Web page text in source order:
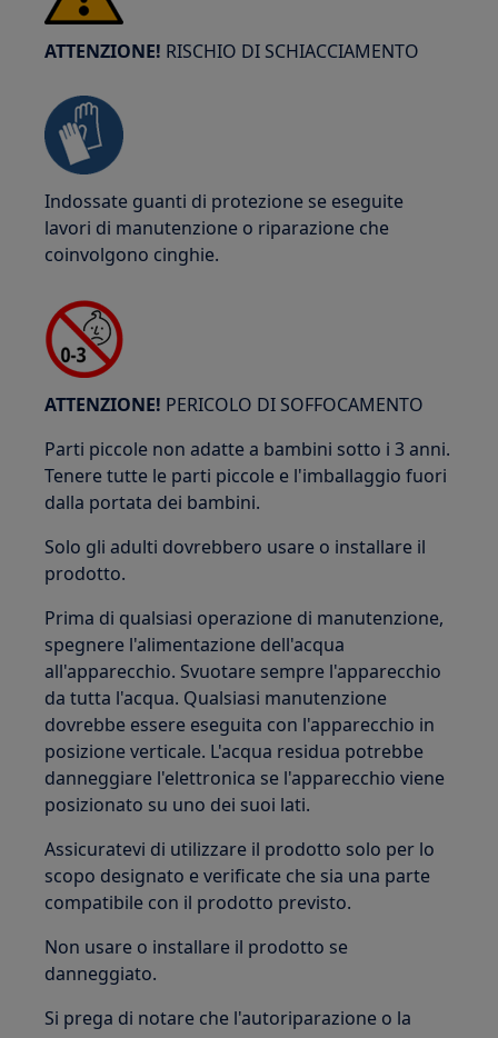
ATTENZIONE! RISCHIO DI SCHIACCIAMENTO
Indossate guanti di protezione se eseguite
lavori di manutenzione o riparazione che
coinvolgono cinghie.
ATTENZIONE! PERICOLO DI SOFFOCAMENTO
Parti piccole non adatte a bambini sotto i 3 anni.
Tenere tutte le parti piccole e l'imballaggio fuori
dalla portata dei bambini.
Solo gli adulti dovrebbero usare o installare il
prodotto.
Prima di qualsiasi operazione di manutenzione,
spegnere l'alimentazione dell'acqua
all'apparecchio. Svuotare sempre l'apparecchio
da tutta l'acqua. Qualsiasi manutenzione
dovrebbe essere eseguita con l'apparecchio in
posizione verticale. L'acqua residua potrebbe
danneggiare l'elettronica se l'apparecchio viene
posizionato su uno dei suoi lati.
Assicuratevi di utilizzare il prodotto solo per lo
scopo designato e verificate che sia una parte
compatibile con il prodotto previsto.
Non usare o installare il prodotto se
danneggiato.
Si prega di notare che l'autoriparazione o la